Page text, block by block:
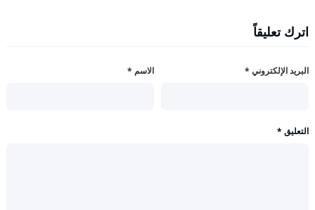
اترك تعليقاً
الاسم * البريد الإلكتروني *
التعليق *